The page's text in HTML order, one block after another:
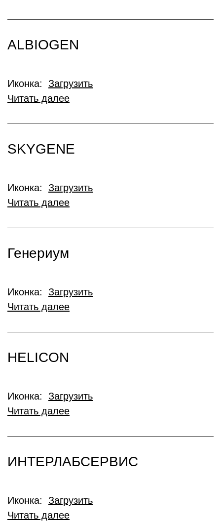
ALBIOGEN
Иконка: Загрузить
Читать далее
SKYGENE
Иконка: Загрузить
Читать далее
Генериум
Иконка: Загрузить
Читать далее
HELICON
Иконка: Загрузить
Читать далее
ИНТЕРЛАБСЕРВИС
Иконка: Загрузить
Читать далее